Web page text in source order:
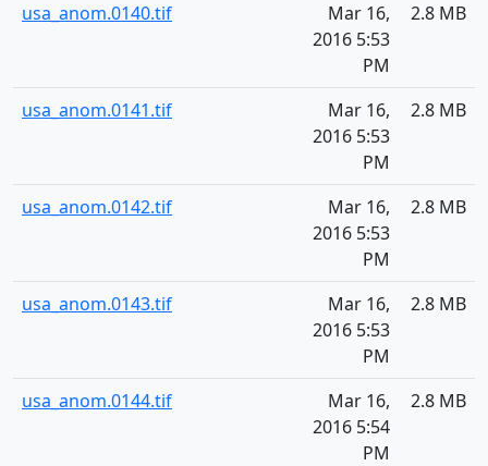
usa_anom.0140.tif
Mar 16,
2016 5:53
PM
2.8 MB
usa_anom.0141.tif
Mar 16,
2016 5:53
PM
2.8 MB
usa_anom.0142.tif
Mar 16,
2016 5:53
PM
2.8 MB
usa_anom.0143.tif
Mar 16,
2016 5:53
PM
2.8 MB
usa_anom.0144.tif
Mar 16,
2016 5:54
PM
2.8 MB